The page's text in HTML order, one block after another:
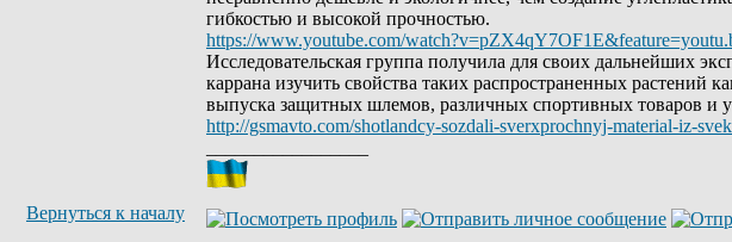
гибкостью и высокой прочностью.
https://www.youtube.com/
Исследовательская группа получила для своих дальнейших
каррана изучить свойства таких распространенных растений
выпуска защитных шлемов, различных спортивных товаров и
http://gsmavto.com/shotlandcy-sozdali-sverxprochnyj-material-iz-
Вернуться к началу